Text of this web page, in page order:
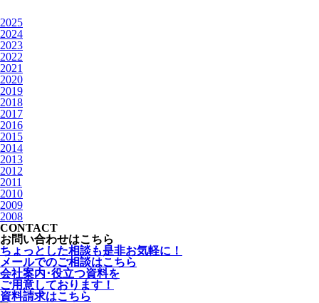
2025
2024
2023
2022
2021
2020
2019
2018
2017
2016
2015
2014
2013
2012
2011
2010
2009
2008
CONTACT
お問い合わせはこちら
ちょっとした相談も是非お気軽に！
メールでのご相談はこちら
会社案内･役立つ資料を
ご用意しております！
資料請求はこちら